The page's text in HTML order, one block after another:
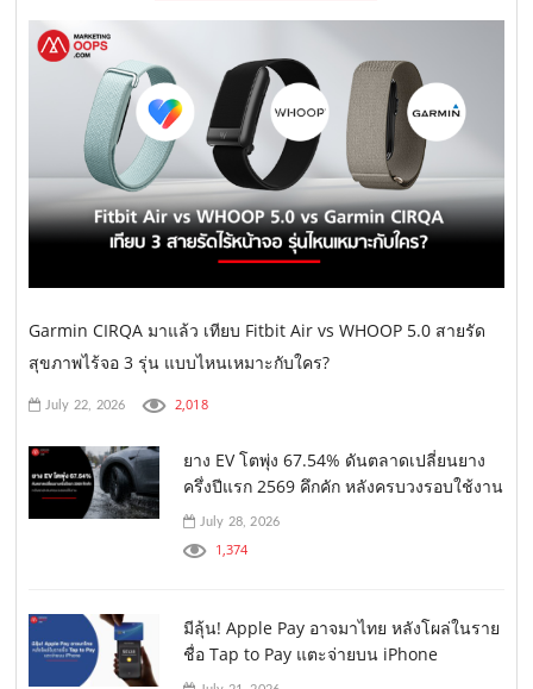
Garmin CIRQA มาแล้ว เทียบ Fitbit Air vs WHOOP 5.0 สายรัด
สุขภาพไร้จอ 3 รุ่น แบบไหนเหมาะกับใคร?
July 22, 2026 2,018
ยาง EV โตพุ่ง 67.54% ดันตลาดเปลี่ยนยาง
ครึ่งปีแรก 2569 คึกคัก หลังครบวงรอบใช้งาน
July 28, 2026
1,374
มีลุ้น! Apple Pay อาจมาไทย หลังโผล่ในราย
ชื่อ Tap to Pay แตะจ่ายบน iPhone